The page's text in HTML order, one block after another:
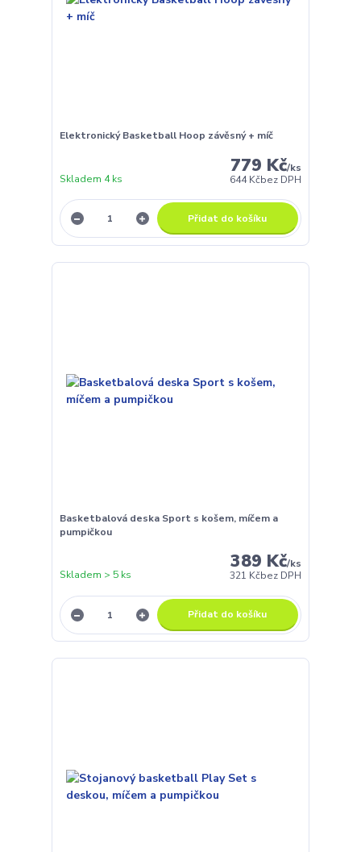
Elektronický Basketball Hoop závěsný + míč
779 Kč/ks
644 Kčbez DPH
Skladem 4 ks
Přidat do košíku
Basketbalová deska Sport s košem, míčem a
pumpičkou
389 Kč/ks
321 Kčbez DPH
Skladem > 5 ks
Přidat do košíku